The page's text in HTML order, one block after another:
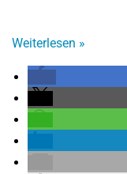
Weiterlesen »